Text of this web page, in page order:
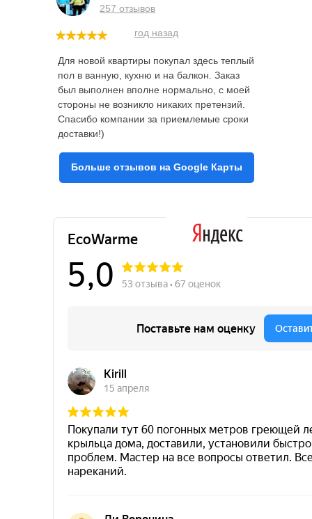
257 отзывов
год назад
Для новой квартиры покупал здесь теплый
пол в ванную, кухню и на балкон. Заказ
был выполнен вполне нормально, с моей
стороны не возникло никаких претензий.
Спасибо компании за приемлемые сроки
доставки!)
Больше отзывов на Google Карты